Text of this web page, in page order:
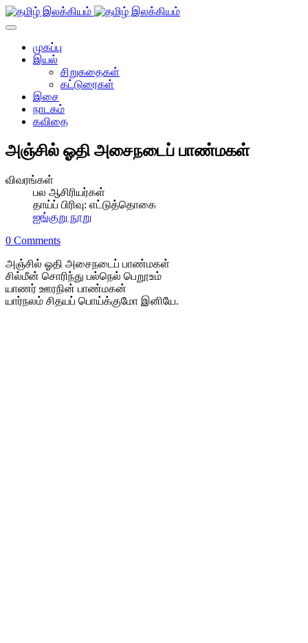
முகப்பு
இயல்
சிறுகதைகள்
கட்டுரைகள்
இசை
நாடகம்
கவிதை
அஞ்சில் ஓதி அசைநடைப் பாண்மகள்
விவரங்கள்
பல ஆசிரியர்கள்
தாய்ப் பிரிவு: எட்டுத்தொகை
ஐங்குறு நூறு
0 Comments
அஞ்சில் ஓதி அசைநடைப் பாண்மகள்
சில்மீன் சொரிந்து பல்நெல் பெறூஉம்
யாணர் ஊரநின் பாண்மகன்
யார்நலம் சிதயப் பொய்க்குமோ இனியே.